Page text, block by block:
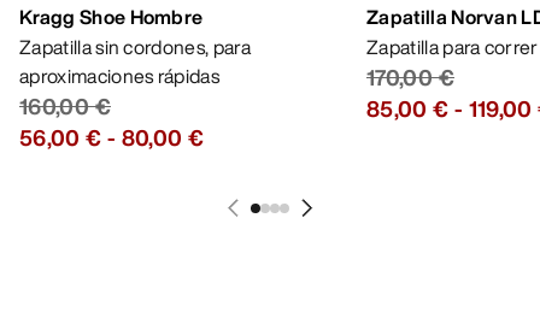
Kragg Shoe Hombre
Zapatilla sin cordones, para
aproximaciones rápidas
160,00 €
56,00 €- 80,00 €
Zapatilla Norvan
Zapatilla para
170,00 €
85,00 €-